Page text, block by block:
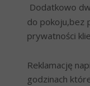
Dodatkowo
do pokoju,bez
prywatności
Reklamację
godzinach